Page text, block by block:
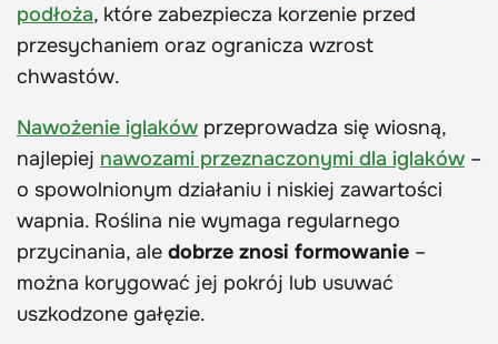
podłoża, które zabezpiecza korzenie przed
przesychaniem oraz ogranicza wzrost
chwastów.
Nawożenie iglaków przeprowadza się wiosną,
najlepiej nawozami przeznaczonymi dla iglaków –
o spowolnionym działaniu i niskiej zawartości
wapnia. Roślina nie wymaga regularnego
przycinania, ale dobrze znosi formowanie –
można korygować jej pokrój lub usuwać
uszkodzone gałęzie.